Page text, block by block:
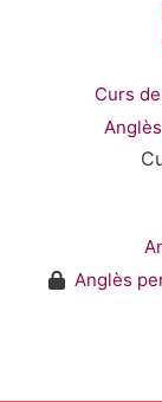
تلاش کرو
Curs
Anglès